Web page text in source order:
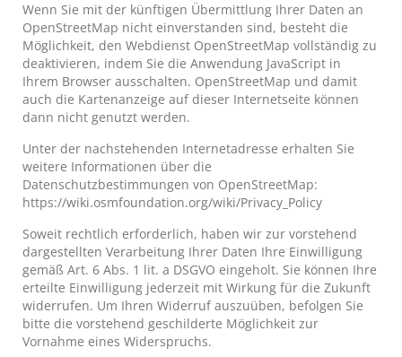
Wenn Sie mit der künftigen Übermittlung Ihrer Daten an
OpenStreetMap nicht einverstanden sind, besteht die
Möglichkeit, den Webdienst OpenStreetMap vollständig zu
deaktivieren, indem Sie die Anwendung JavaScript in
Ihrem Browser ausschalten. OpenStreetMap und damit
auch die Kartenanzeige auf dieser Internetseite können
dann nicht genutzt werden.
Unter der nachstehenden Internetadresse erhalten Sie
weitere Informationen über die
Datenschutzbestimmungen von OpenStreetMap:
https://wiki.osmfoundation.org/wiki/Privacy_Policy
Soweit rechtlich erforderlich, haben wir zur vorstehend
dargestellten Verarbeitung Ihrer Daten Ihre Einwilligung
gemäß Art. 6 Abs. 1 lit. a DSGVO eingeholt. Sie können Ihre
erteilte Einwilligung jederzeit mit Wirkung für die Zukunft
widerrufen. Um Ihren Widerruf auszuüben, befolgen Sie
bitte die vorstehend geschilderte Möglichkeit zur
Vornahme eines Widerspruchs.